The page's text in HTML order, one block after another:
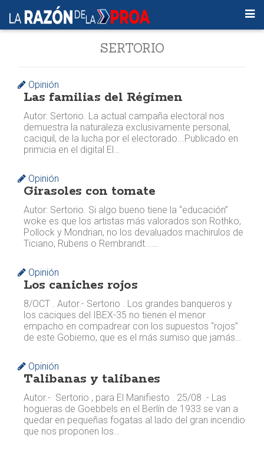
SERTORIO
Opinión
Las familias del Régimen
Autor: Sertorio. La actual campaña electoral nos
demuestra la naturaleza exclusivamente personal,
caciquil, de la lucha por el electorado... ​Publicado en
primicia en el digital El…
Opinión
Girasoles con tomate
Autor: Sertorio. Si algo bueno tiene la “educación”
woke es que los artistas más valorados son Rothko,
Pollock y Mondrian, no los devaluados machirulos de
Ticiano, Rubens o Rembrandt...…
Opinión
Los caniches rojos
8/OCT . Autor.- Sertorio . Los grandes banqueros y
los caciques del IBEX-35 no tienen el menor
empacho en compadrear con los supuestos “rojos”
de este Gobierno, que es el más sumiso que jamás…
Opinión
Talibanas y talibanes
Autor.- Sertorio , para El Manifiesto . 25/08 .- Las
hogueras de Goebbels en el Berlín de 1933 se van a
quedar en pequeñas fogatas al lado del gran incendio
que nos proponen los…